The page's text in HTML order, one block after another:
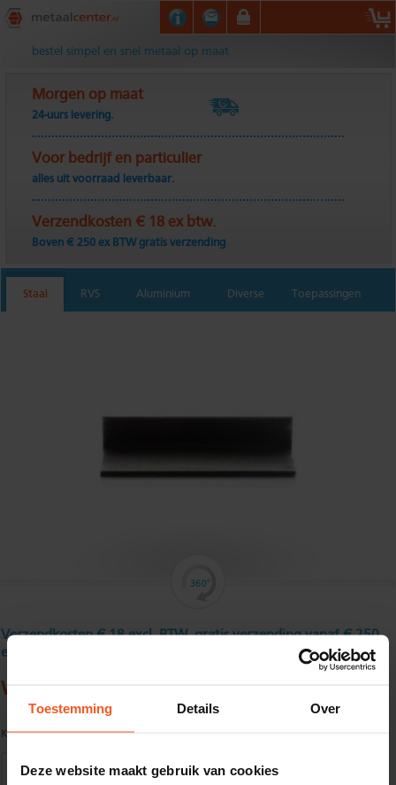
Toestemming Details Over
Deze website maakt gebruik van cookies
Metaalcenter.nl
bestel simpel en snel metaal op maat
Morgen op maat
24-uurs levering.
Voor bedrijf en particulier
alles uit voorraad leverbaar.
Verzendkosten € 18 ex btw.
Boven € 250 ex BTW gratis verzending
Staal RVS Aluminium Diverse Toepassingen
Verzendkosten € 18 excl. BTW, gratis verzending vanaf € 250
excl. BTW
Warmgewalst hoekstaal 40 x 40 x 3 mm
Kwaliteit: S235JR volgens EN10025